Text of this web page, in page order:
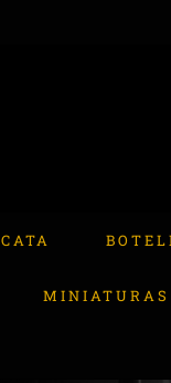
CATA
MINIATURAS